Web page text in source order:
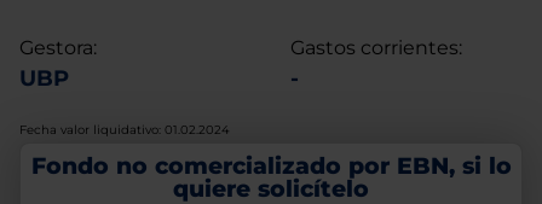
Gestora:
UBP
Gastos corrientes:
-
Fecha valor liquidativo: 01.02.2024
Fondo no comercializado por EBN, si lo
quiere solicítelo